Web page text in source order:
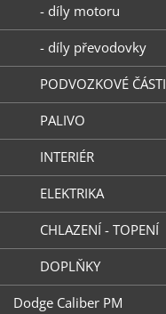
- díly motoru
- díly převodovky
PODVOZKOVÉ ČÁSTI
PALIVO
INTERIÉR
ELEKTRIKA
CHLAZENÍ - TOPENÍ
DOPLŇKY
Dodge Caliber PM